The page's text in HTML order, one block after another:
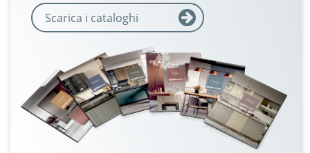
Scarica i cataloghi